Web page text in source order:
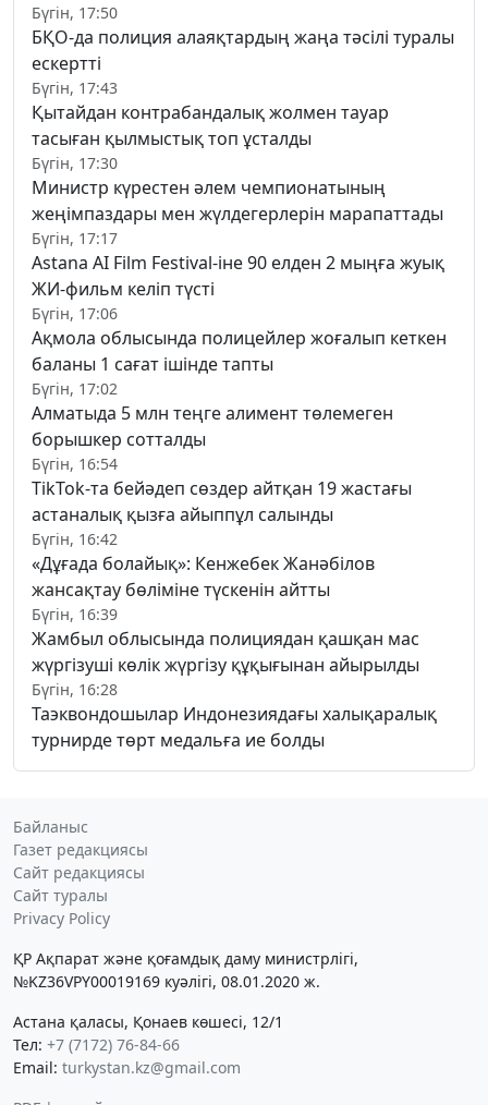
Бүгін, 17:50
БҚО-да полиция алаяқтардың жаңа тәсілі туралы
ескертті
Бүгін, 17:43
Қытайдан контрабандалық жолмен тауар
тасыған қылмыстық топ ұсталды
Бүгін, 17:30
Министр күрестен әлем чемпионатының
жеңімпаздары мен жүлдегерлерін марапаттады
Бүгін, 17:17
Astana AI Film Festival-іне 90 елден 2 мыңға жуық
ЖИ-фильм келіп түсті
Бүгін, 17:06
Ақмола облысында полицейлер жоғалып кеткен
баланы 1 сағат ішінде тапты
Бүгін, 17:02
Алматыда 5 млн теңге алимент төлемеген
борышкер сотталды
Бүгін, 16:54
TikTok-та бейәдеп сөздер айтқан 19 жастағы
астаналық қызға айыппұл салынды
Бүгін, 16:42
«Дұғада болайық»: Кенжебек Жанәбілов
жансақтау бөліміне түскенін айтты
Бүгін, 16:39
Жамбыл облысында полициядан қашқан мас
жүргізуші көлік жүргізу құқығынан айырылды
Бүгін, 16:28
Таэквондошылар Индонезиядағы халықаралық
турнирде төрт медальға ие болды
Байланыс
Газет редакциясы
Сайт редакциясы
Сайт туралы
Privacy Policy
ҚР Ақпарат және қоғамдық даму министрлігі,
№KZ36VPY00019169 куәлігі, 08.01.2020 ж.
Астана қаласы, Қонаев көшесі, 12/1
Тел: +7 (7172) 76-84-66
Email: turkystan.kz@gmail.com